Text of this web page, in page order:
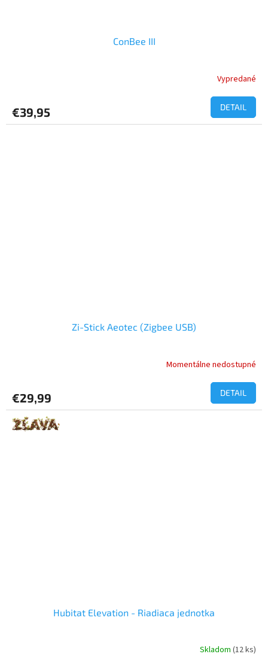
ConBee III
Vypredané
€39,95 DETAIL
Zi-Stick Aeotec (Zigbee USB)
Momentálne nedostupné
€29,99 DETAIL
Hubitat Elevation - Riadiaca jednotka
Skladom (12 ks)